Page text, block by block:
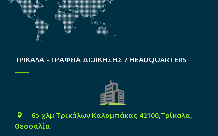
ΤΡΙΚΑΛΑ - ΓΡΑΦΕΙΑ ΔΙΟΙΚΗΣΗΣ / HEADQUARTERS
6o χλμ Τρικάλων Καλαμπάκας 42100,Τρίκαλα,
Θεσσαλία